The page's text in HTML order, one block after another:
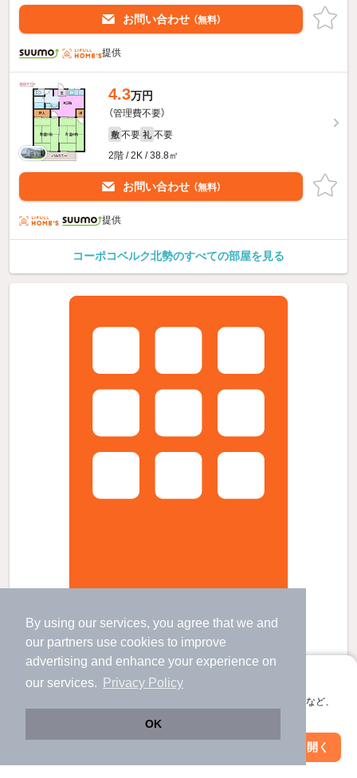
By using our services, you agree that we and
our partners use cookies to improve
advertising and enhance your experience on
our services.
Privacy Policy
OK
アプリに切り替えて、サクサクお部屋探し
会員登録なしですぐ使える。マップ検索やお気に入り保存など、
アプリを開く
お問い合わせ （無料）
提供
4.3万円
（管理費不要）
敷 不要 礼 不要
2階 / 2K / 38.8㎡
お問い合わせ （無料）
提供
コーポコベルク北勢のすべての部屋を見る
栄ハイムの賃貸物件
麻生田駅 歩34分 （三岐北勢線）
分 （三岐北勢線）
伊勢治田駅 歩18 分 （三岐線）
三重県いなべ市北勢町阿下喜
3.9
絞り込み条件を変更